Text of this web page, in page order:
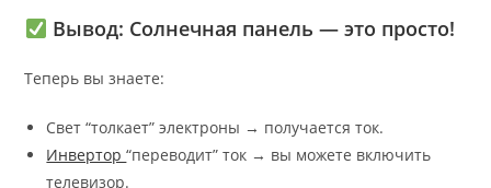
Вывод: Солнечная панель — это просто!
Теперь вы знаете:
Свет “толкает” электроны → получается ток.
Инвертор“переводит” ток → вы можете включить
телевизор.